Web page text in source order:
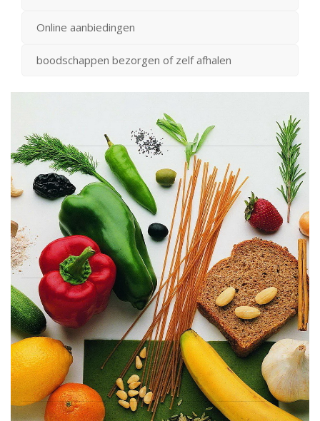
Online aanbiedingen
boodschappen bezorgen of zelf afhalen